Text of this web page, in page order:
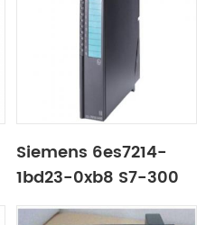
Siemens 6es7214-
1bd23-0xb8 S7-300
SM332 módulo